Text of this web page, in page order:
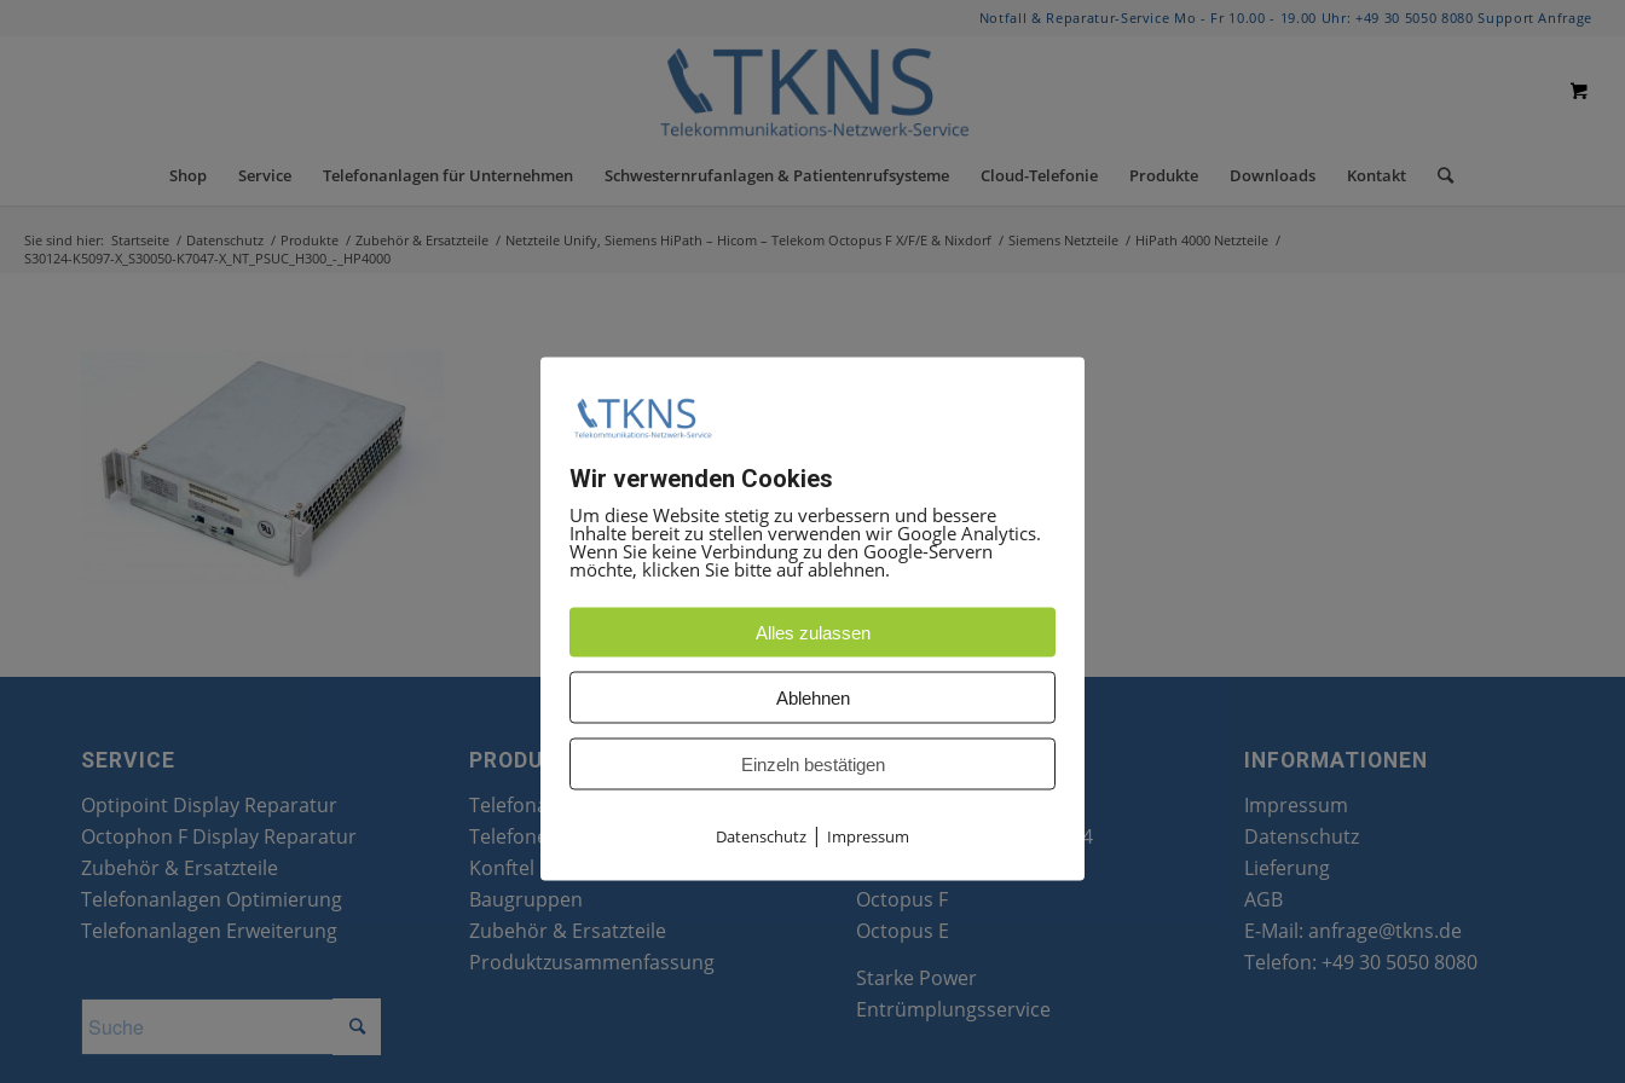
Notfall & Reparatur-Service Mo - Fr 10.00 - 19.00 Uhr: +49 30 5050 8080 Support Anfrage
Shop Service Telefonanlagen für Unternehmen Schwesternrufanlagen & Patientenrufsysteme Cloud-Telefonie Produkte Downloads Kontakt
Sie sind hier: Startseite / Datenschutz / Produkte / Zubehör & Ersatzteile / Netzteile Unify, Siemens HiPath – Hicom – Telekom Octopus F X/F/E & Nixdorf / Siemens Netzteile / HiPath 4000 Netzteile /
S30124-K5097-X_S30050-K7047-X_NT_PSUC_H300_-_HP4000
SERVICE
Optipoint Display Reparatur
Octophon F Display Reparatur
Zubehör & Ersatzteile
Telefonanlagen Optimierung
Telefonanlagen Erweiterung
PRODUKTE
Telefonanlagen
Telefone
Konftel Konferenztelefone
Baugruppen
Zubehör & Ersatzteile
Produktzusammenfassung
PARTNER
Telefonanlagen Service 24
Octopus F
Octopus E
Starke Power
Entrümplungsservice
INFORMATIONEN
Impressum
Datenschutz
Lieferung
AGB
E-Mail: anfrage@tkns.de
Telefon: +49 30 5050 8080
Wir verwenden Cookies
Um diese Website stetig zu verbessern und bessere
Inhalte bereit zu stellen verwenden wir Google Analytics.
Wenn Sie keine Verbindung zu den Google-Servern
möchte, klicken Sie bitte auf ablehnen.
Alles zulassen
Ablehnen
Einzeln bestätigen
Datenschutz | Impressum